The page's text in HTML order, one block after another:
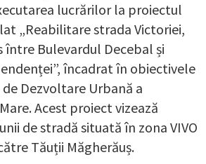
lucrărilor la proiectul
„Reabilitare strada Victoriei,
Bulevardul Decebal și
încadrat în obiectivele
Dezvoltare Urbană a
Acest proiect vizează
de stradă situată în zona VIVO
Tăuții Măgherăuș.